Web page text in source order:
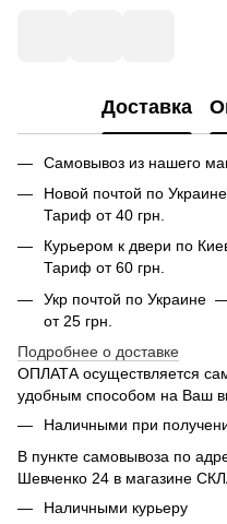
Доставка
Самовывоз из нашего
Новой почтой по
Тариф от 40 грн.
Курьером к двери по
Тариф от 60 грн.
Укр почтой по Украине
от 25 грн.
Подробнее о доставке
ОПЛАТА осуществляется
удобным способом на Ваш
Наличными при
В пункте самовывоза по
Шевченко 24 в магазине
Наличными курьеру